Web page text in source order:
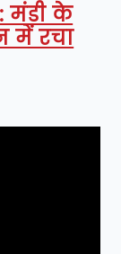
मंडी के
में रचा